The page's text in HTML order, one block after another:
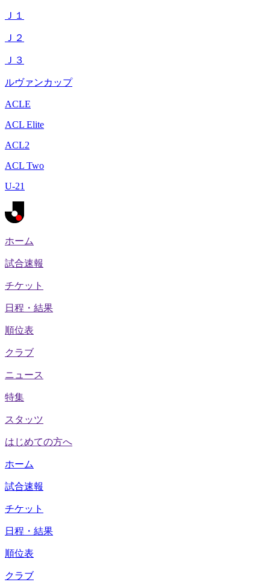
Ｊ１
Ｊ２
Ｊ３
ルヴァンカップ
ACLE
ACL Elite
ACL2
ACL Two
U-21
ホーム
試合速報
チケット
日程・結果
順位表
クラブ
ニュース
特集
スタッツ
はじめての方へ
ホーム
試合速報
チケット
日程・結果
順位表
クラブ